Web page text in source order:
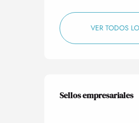
VER TODOS
Oferta de
Sellos empresariales
Sellos empresariales